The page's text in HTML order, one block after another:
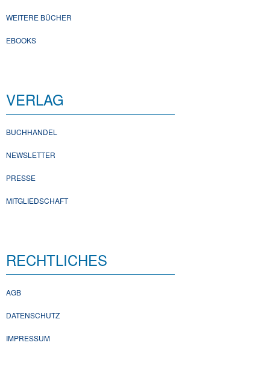
WEITERE BÜCHER
EBOOKS
VERLAG
BUCHHANDEL
NEWSLETTER
PRESSE
MITGLIEDSCHAFT
RECHTLICHES
AGB
DATENSCHUTZ
IMPRESSUM